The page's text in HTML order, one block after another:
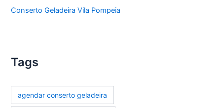
Conserto Geladeira Vila Pompeia
Tags
agendar conserto geladeira